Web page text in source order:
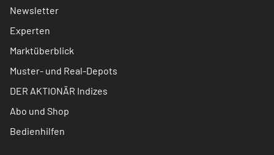
Newsletter
Experten
Marktüberblick
Muster- und Real-Depots
DER AKTIONÄR Indizes
Abo und Shop
Bedienhilfen